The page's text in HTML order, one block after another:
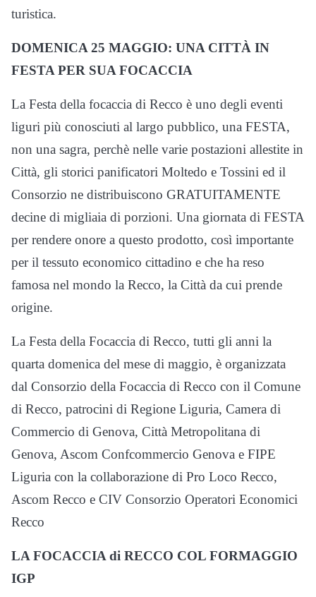
turistica.
DOMENICA 25 MAGGIO: UNA CITTÀ IN
FESTA PER SUA FOCACCIA
La Festa della focaccia di Recco è uno degli eventi
liguri più conosciuti al largo pubblico, una FESTA,
non una sagra, perchè nelle varie postazioni allestite in
Città, gli storici panificatori Moltedo e Tossini ed il
Consorzio ne distribuiscono GRATUITAMENTE
decine di migliaia di porzioni. Una giornata di FESTA
per rendere onore a questo prodotto, così importante
per il tessuto economico cittadino e che ha reso
famosa nel mondo la Recco, la Città da cui prende
origine.
La Festa della Focaccia di Recco, tutti gli anni la
quarta domenica del mese di maggio, è organizzata
dal Consorzio della Focaccia di Recco con il Comune
di Recco, patrocini di Regione Liguria, Camera di
Commercio di Genova, Città Metropolitana di
Genova, Ascom Confcommercio Genova e FIPE
Liguria con la collaborazione di Pro Loco Recco,
Ascom Recco e CIV Consorzio Operatori Economici
Recco
LA FOCACCIA di RECCO COL FORMAGGIO
IGP